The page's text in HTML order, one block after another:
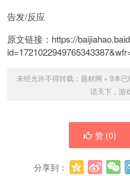
告发/反应
原文链接：https://
未经允许不得转载： 题材网 » 9本已
话天下，游
赞 (0)
分享到：